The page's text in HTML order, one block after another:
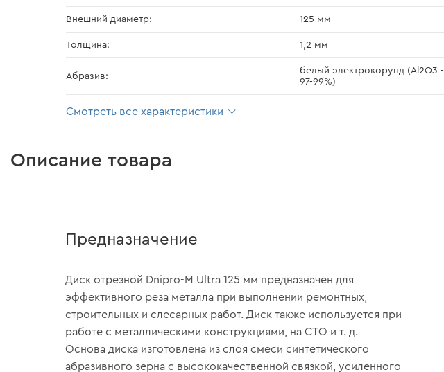
Внешний диаметр: 125 мм
Толщина: 1,2 мм
Абразив:
белый электрокорунд (Al2O3 -
97-99%)
Смотреть все характеристики
Описание товара
Предназначение
Диск отрезной Dnipro-M Ultra 125 мм предназначен для
эффективного реза металла при выполнении ремонтных,
строительных и слесарных работ. Диск также используется при
работе с металлическими конструкциями, на СТО и т. д.
Основа диска изготовлена из слоя смеси синтетического
абразивного зерна с высококачественной связкой, усиленного